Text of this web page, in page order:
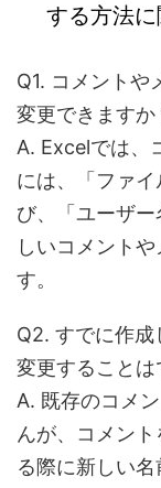
する方法
Q1. コメントや
変更できますか
A. Excelでは、
には、「ファ
び、「ユーザ
しいコメント
す。
Q2. すでに作成
変更することは
A. 既存のコメ
んが、コメン
る際に新しい名